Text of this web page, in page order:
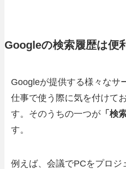
Googleの検索履歴は便
Googleが提供する様々なサ
仕事で使う際に気を付けて
す。そのうちの一つが 「検
す。
例えば、会議でPCをプロジ